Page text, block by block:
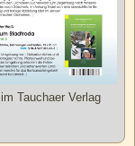
Tauchaer Verlag